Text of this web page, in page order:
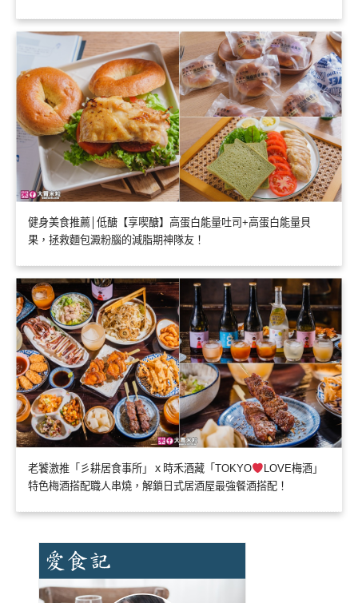
健身美食推薦│低醣【享喫醣】高蛋白能量吐司+高蛋白能量貝
果，拯救麵包澱粉腦的減脂期神隊友！
老饕激推「彡耕居食事所」ｘ時禾酒藏「TOKYO
LOVE梅酒」
特色梅酒搭配職人串燒，解鎖日式居酒屋最強餐酒搭配！